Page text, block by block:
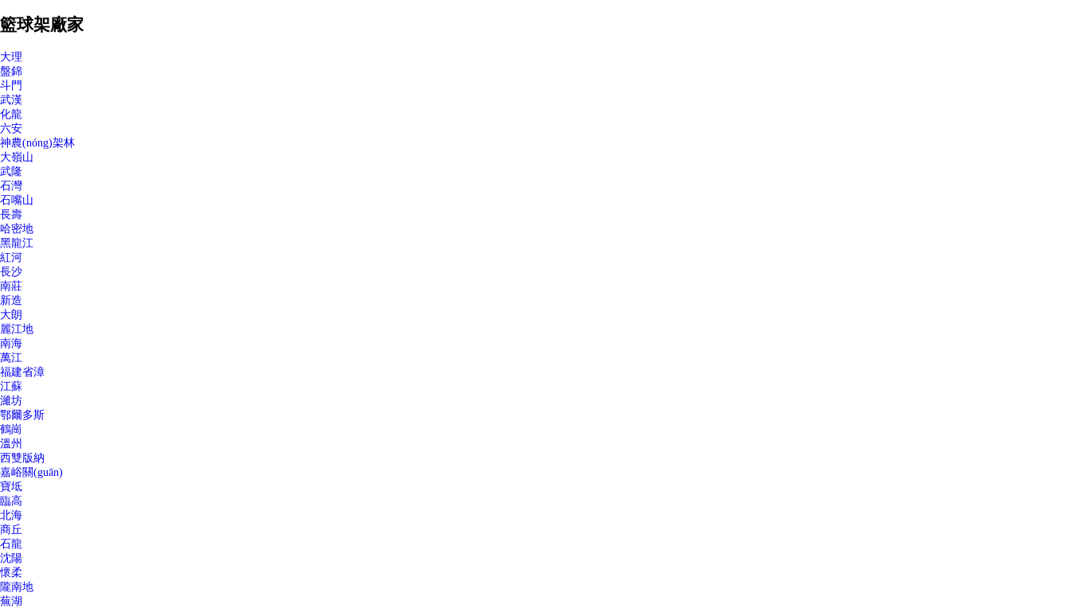
籃球架廠家
大理
盤錦
斗門
武漢
化龍
六安
神農(nóng)架林
大嶺山
武隆
石灣
石嘴山
長壽
哈密地
黑龍江
紅河
長沙
南莊
新造
大朗
麗江地
南海
萬江
福建省漳
江蘇
濰坊
鄂爾多斯
鶴崗
溫州
西雙版納
嘉峪關(guān)
寶坻
臨高
北海
商丘
石龍
沈陽
懷柔
隴南地
蕪湖